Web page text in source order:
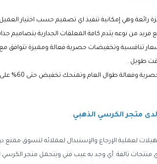
فريد من نوعه يثدم كافة المعلقات الجدارية
طويل .
طوال العام وتمنحك تخفيض حتى 60% على كافة مشترياتك !
متجر الكرسي الذهبي
لعملية الإرجاع والإستبدال لعملائه لتسوق ممتع
منتجات تالفة أي وجد به عيب فني ويتحمل متجر